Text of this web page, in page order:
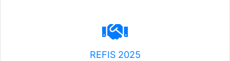
REFIS 2025